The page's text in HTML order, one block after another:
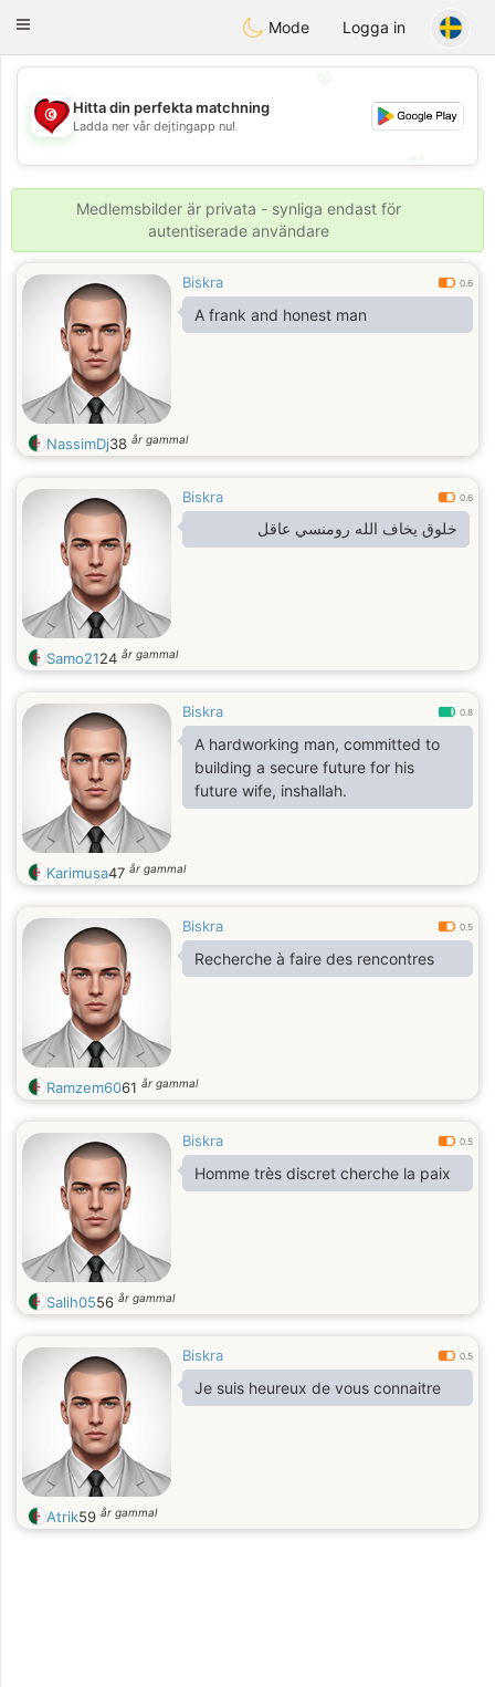
Tunisia Dating
Toggle
Mode Logga in
💖
💕
Hitta din perfekta matchning
Ladda ner vår dejtingapp nu!
Medlemsbilder är privata - synliga endast för
autentiserade användare
Biskra 0.6
A frank and honest man
NassimDj38 år gammal
Biskra 0.6
خلوق يخاف الله رومنسي عاقل
Samo2124 år gammal
Biskra 0.8
A hardworking man, committed to
building a secure future for his
future wife, inshallah.
Karimusa47 år gammal
Biskra 0.5
Recherche à faire des rencontres
Ramzem6061 år gammal
Biskra 0.5
Homme très discret cherche la paix
Salih0556 år gammal
Biskra 0.5
Je suis heureux de vous connaitre
Atrik59 år gammal